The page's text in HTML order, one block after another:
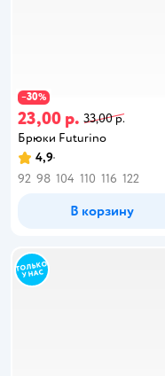
−30%
23,00 р. 33,00 р.
Брюки Futurino
4,9
92 98 104 110 116 122
В корзину